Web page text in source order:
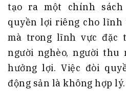
tạo ra một chính
quyền lợi riêng cho lĩnh
mà trong lĩnh vực đặc
người nghèo, người thu
hưởng lợi. Việc đòi
động sản là không hợp lý.